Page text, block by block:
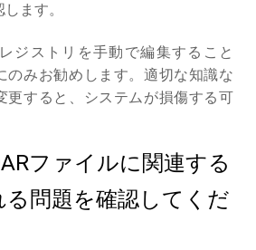
ます。
ジストリを手動で編集すること
のみお勧めします。適切な知識な
更すると、システムが損傷する可
ファイルに関連する
問題を確認してくだ